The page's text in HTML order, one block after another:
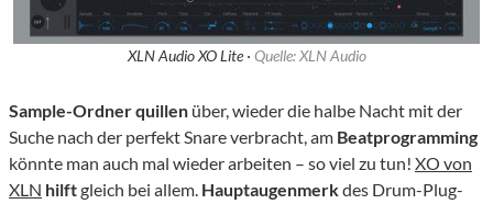
XLN Audio XO Lite · Quelle: XLN Audio
Sample-Ordner quillen über, wieder die halbe Nacht mit der
Suche nach der perfekt Snare verbracht, am Beatprogramming
könnte man auch mal wieder arbeiten – so viel zu tun! XO von
XLN hilftgleich bei allem. Hauptaugenmerkdes Drum-Plug-